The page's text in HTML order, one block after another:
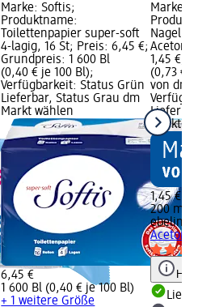
Marke: Softis;
Produktname:
Toilettenpapier super-soft
4-lagig, 16 St; Preis: 6,45 €;
Grundpreis: 1 600 Bl
(0,40 € je 100 Bl);
Verfügbarkeit: Status Grün
Lieferbar, Status Grau dm
Markt wählen
6,45 €
1 600 Bl (0,40 € je 100 Bl)
+ 1 weitere Größe
Marke:
1,45 €;
(0,73 €
von dm
Markt
1,45 €
200 ml
ebelin